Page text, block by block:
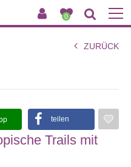
0
ZURÜCK
teilen
Trails mit